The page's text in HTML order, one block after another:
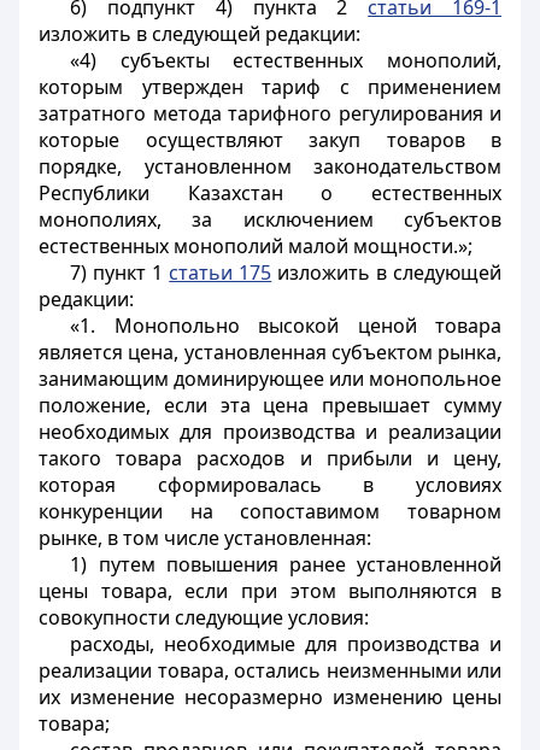
6) подпункт 4) пункта 2 статьи 169-1
изложить в следующей редакции:
«4) субъекты естественных монополий,
которым утвержден тариф с применением
затратного метода тарифного регулирования и
которые осуществляют закуп товаров в
порядке, установленном законодательством
Республики Казахстан о естественных
монополиях, за исключением субъектов
естественных монополий малой мощности.»;
7) пункт 1 статьи 175 изложить в следующей
редакции:
«1. Монопольно высокой ценой товара
является цена, установленная субъектом рынка,
занимающим доминирующее или монопольное
положение, если эта цена превышает сумму
необходимых для производства и реализации
такого товара расходов и прибыли и цену,
которая сформировалась в условиях
конкуренции на сопоставимом товарном
рынке, в том числе установленная:
1) путем повышения ранее установленной
цены товара, если при этом выполняются в
совокупности следующие условия:
расходы, необходимые для производства и
реализации товара, остались неизменными или
их изменение несоразмерно изменению цены
товара;